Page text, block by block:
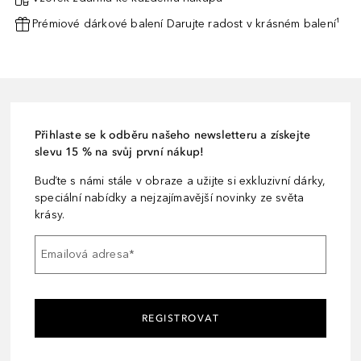
Prémiové dárkové balení Darujte radost v krásném balení¹
Přihlaste se k odběru našeho newsletteru a získejte
slevu 15 % na svůj první nákup!
Buďte s námi stále v obraze a užijte si exkluzivní dárky,
speciální nabídky a nejzajímavější novinky ze světa
krásy.
Emailová adresa*
REGISTROVAT